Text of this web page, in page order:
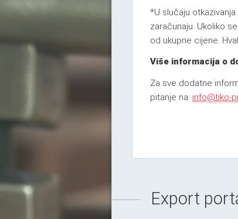
*U slučaju
zaračunaju. Ukoliko
od ukupne cijene.
Više informacija o
Za sve dodatne
pitanje na: info@tiko-
Export